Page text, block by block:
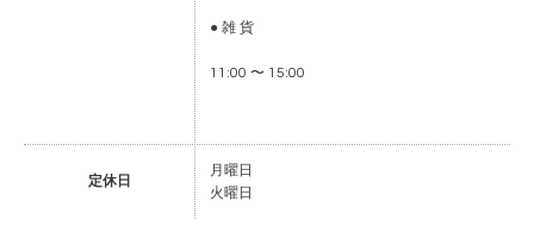
● 雑 貨
11:00 〜 15:00
定休日
月曜日
火曜日